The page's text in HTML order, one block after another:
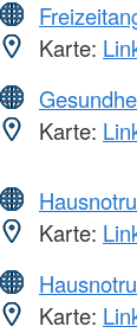
Karte:
Karte:
Karte:
Karte: